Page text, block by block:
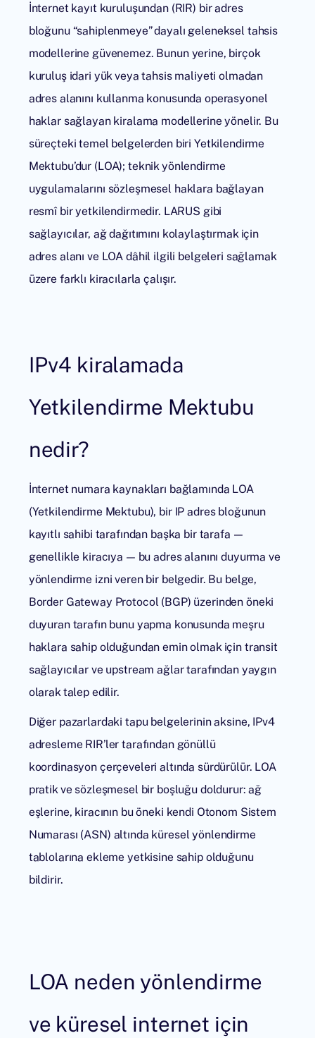
İnternet kayıt kuruluşundan (RIR) bir adres
bloğunu “sahiplenmeye” dayalı geleneksel tahsis
modellerine güvenemez. Bunun yerine, birçok
kuruluş idari yük veya tahsis maliyeti olmadan
adres alanını kullanma konusunda operasyonel
haklar sağlayan kiralama modellerine yönelir. Bu
süreçteki temel belgelerden biri Yetkilendirme
Mektubu’dur (LOA); teknik yönlendirme
uygulamalarını sözleşmesel haklara bağlayan
resmî bir yetkilendirmedir. LARUS gibi
sağlayıcılar, ağ dağıtımını kolaylaştırmak için
adres alanı ve LOA dâhil ilgili belgeleri sağlamak
üzere farklı kiracılarla çalışır.
IPv4 kiralamada
Yetkilendirme Mektubu
nedir?
İnternet numara kaynakları bağlamında LOA
(Yetkilendirme Mektubu), bir IP adres bloğunun
kayıtlı sahibi tarafından başka bir tarafa —
genellikle kiracıya — bu adres alanını duyurma ve
yönlendirme izni veren bir belgedir. Bu belge,
Border Gateway Protocol (BGP) üzerinden öneki
duyuran tarafın bunu yapma konusunda meşru
haklara sahip olduğundan emin olmak için transit
sağlayıcılar ve upstream ağlar tarafından yaygın
olarak talep edilir.
Diğer pazarlardaki tapu belgelerinin aksine, IPv4
adresleme RIR’ler tarafından gönüllü
koordinasyon çerçeveleri altında sürdürülür. LOA
pratik ve sözleşmesel bir boşluğu doldurur: ağ
eşlerine, kiracının bu öneki kendi Otonom Sistem
Numarası (ASN) altında küresel yönlendirme
tablolarına ekleme yetkisine sahip olduğunu
bildirir.
LOA neden yönlendirme
ve küresel internet için